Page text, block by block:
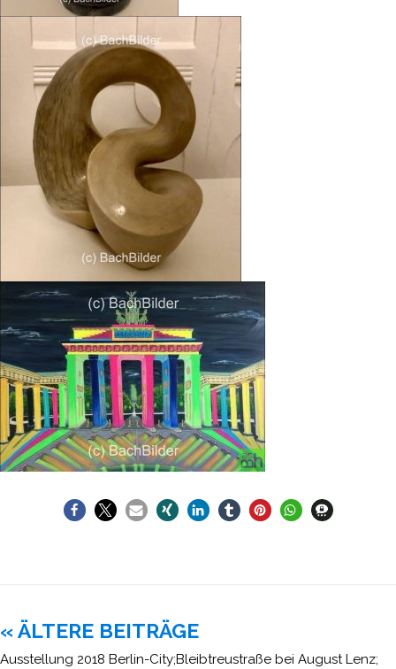
Beitragsnavigation
« ÄLTERE BEITRÄGE
Ausstellung 2018 Berlin-City;Bleibtreustraße bei August Lenz;